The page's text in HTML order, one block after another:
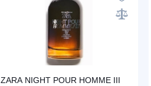
ZARA NIGHT POUR HOMME III